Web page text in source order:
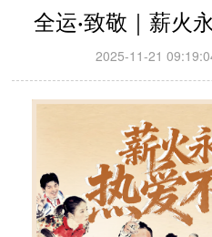
全运·致敬｜薪火
2025-11-21